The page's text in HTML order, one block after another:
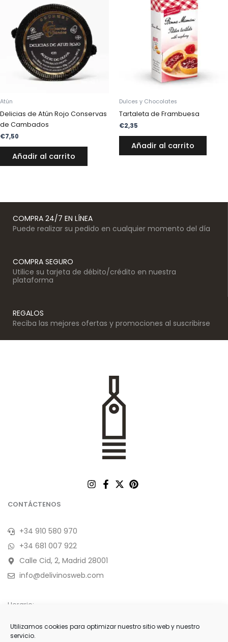
Utilizamos cookies para optimizar nuestro sitio web y nuestro
servicio.
Atún
Delicias de Atún Rojo Conservas
de Cambados
€7,50
Añadir al carrito
Dulces y Chocolates
Tartaleta de Frambuesa
€2,35
Añadir al carrito
COMPRA 24/7 EN LÍNEA
Puede realizar su pedido en cualquier momento del día
COMPRA SEGURO
Utilice su tarjeta de débito/crédito en nuestra
plataforma
REGALOS
Reciba las mejores ofertas y promociones al suscribirse
CONTÁCTENOS
+34 910 580 970
+34 681 007 922
Calle Cid, 2, Madrid 28001
info@delivinosweb.com
Horario:
De Lunes a Sábado 10:00 a 22:00 h.
Domingo y feriados de 11:00 a 18:00 h.